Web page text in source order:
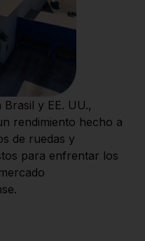
y EE. UU.,
rendimiento hecho a
de ruedas y
para enfrentar los